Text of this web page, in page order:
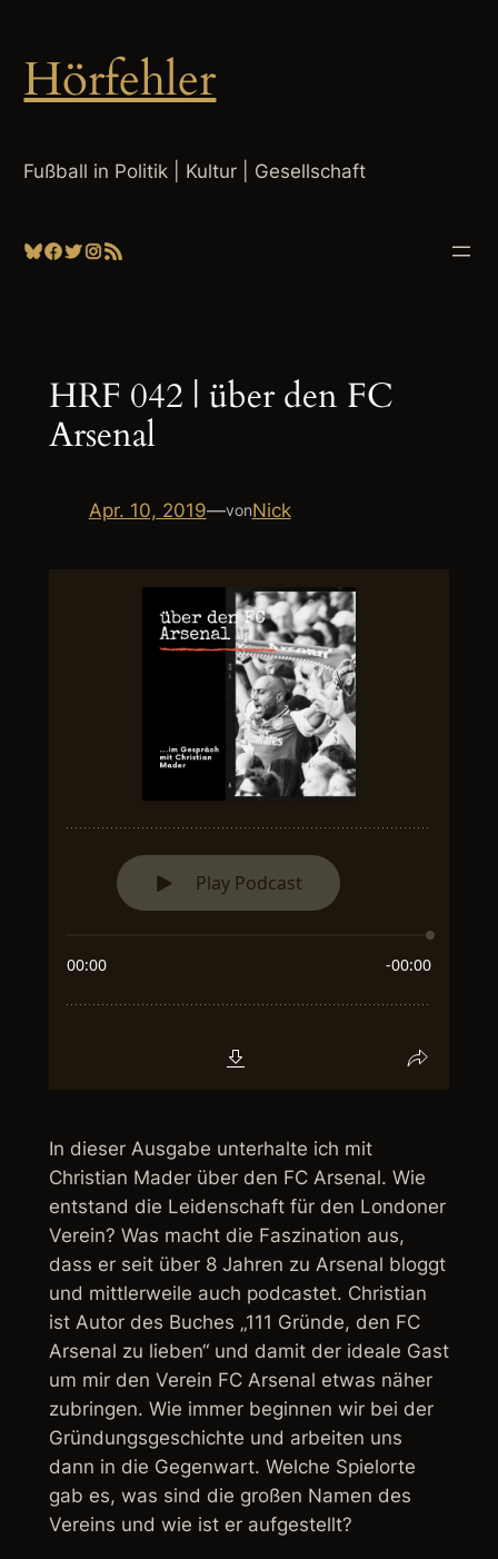
springen
Hörfehler
Fußball in Politik | Kultur | Gesellschaft
Bluesky
Facebook
Twitter
Instagram
RSS-Feed
HRF 042 | über den FC
Arsenal
Apr. 10, 2019—vonNick
In dieser Ausgabe unterhalte ich mit
Christian Mader über den FC Arsenal. Wie
entstand die Leidenschaft für den Londoner
Verein? Was macht die Faszination aus,
dass er seit über 8 Jahren zu Arsenal bloggt
und mittlerweile auch podcastet. Christian
ist Autor des Buches „111 Gründe, den FC
Arsenal zu lieben“ und damit der ideale Gast
um mir den Verein FC Arsenal etwas näher
zubringen. Wie immer beginnen wir bei der
Gründungsgeschichte und arbeiten uns
dann in die Gegenwart. Welche Spielorte
gab es, was sind die großen Namen des
Vereins und wie ist er aufgestellt?